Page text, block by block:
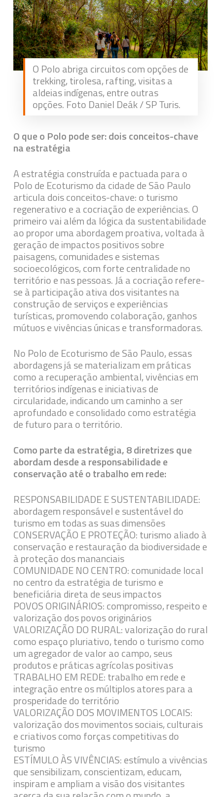
O Polo abriga circuitos com opções de
trekking, tirolesa, rafting, visitas a
aldeias indígenas, entre outras
opções. Foto Daniel Deák / SP Turis.
O que o Polo pode ser: dois conceitos-chave
na estratégia
A estratégia construída e pactuada para o
Polo de Ecoturismo da cidade de São Paulo
articula dois conceitos-chave: o turismo
regenerativo e a cocriação de experiências. O
primeiro vai além da lógica da sustentabilidade
ao propor uma abordagem proativa, voltada à
geração de impactos positivos sobre
paisagens, comunidades e sistemas
socioecológicos, com forte centralidade no
território e nas pessoas. Já a cocriação refere-
se à participação ativa dos visitantes na
construção de serviços e experiências
turísticas, promovendo colaboração, ganhos
mútuos e vivências únicas e transformadoras.
No Polo de Ecoturismo de São Paulo, essas
abordagens já se materializam em práticas
como a recuperação ambiental, vivências em
territórios indígenas e iniciativas de
circularidade, indicando um caminho a ser
aprofundado e consolidado como estratégia
de futuro para o território.
Como parte da estratégia, 8 diretrizes que
abordam desde a responsabilidade e
conservação até o trabalho em rede:
RESPONSABILIDADE E SUSTENTABILIDADE:
abordagem responsável e sustentável do
turismo em todas as suas dimensões
CONSERVAÇÃO E PROTEÇÃO: turismo aliado à
conservação e restauração da biodiversidade e
à proteção dos mananciais
COMUNIDADE NO CENTRO: comunidade local
no centro da estratégia de turismo e
beneficiária direta de seus impactos
POVOS ORIGINÁRIOS: compromisso, respeito e
valorização dos povos originários
VALORIZAÇÃO DO RURAL: valorização do rural
como espaço pluriativo, tendo o turismo como
um agregador de valor ao campo, seus
produtos e práticas agrícolas positivas
TRABALHO EM REDE: trabalho em rede e
integração entre os múltiplos atores para a
prosperidade do território
VALORIZAÇÃO DOS MOVIMENTOS LOCAIS:
valorização dos movimentos sociais, culturais
e criativos como forças competitivas do
turismo
ESTÍMULO ÀS VIVÊNCIAS: estímulo a vivências
que sensibilizam, conscientizam, educam,
inspiram e ampliam a visão dos visitantes